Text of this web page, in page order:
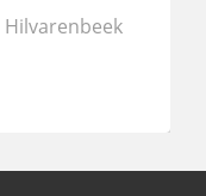
Hilvarenbeek